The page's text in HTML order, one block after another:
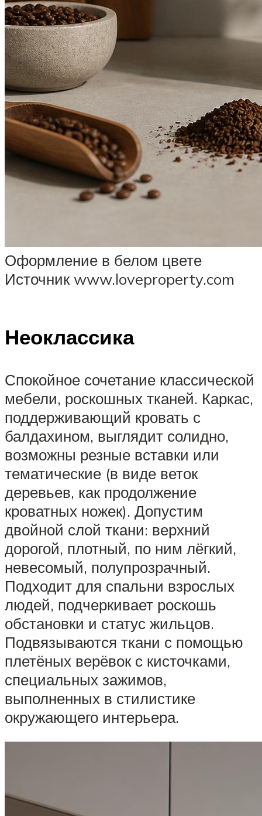
Оформление в белом цвете
Источник www.loveproperty.com
Неоклассика
Спокойное сочетание классической
мебели, роскошных тканей. Каркас,
поддерживающий кровать с
балдахином, выглядит солидно,
возможны резные вставки или
тематические (в виде веток
деревьев, как продолжение
кроватных ножек). Допустим
двойной слой ткани: верхний
дорогой, плотный, по ним лёгкий,
невесомый, полупрозрачный.
Подходит для спальни взрослых
людей, подчеркивает роскошь
обстановки и статус жильцов.
Подвязываются ткани с помощью
плетёных верёвок с кисточками,
специальных зажимов,
выполненных в стилистике
окружающего интерьера.